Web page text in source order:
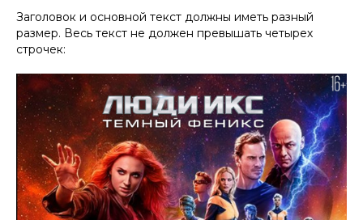
Заголовок и основной текст должны иметь разный
размер. Весь текст не должен превышать четырех
строчек: